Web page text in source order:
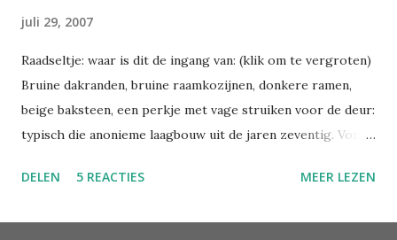
juli 29, 2007
Raadseltje: waar is dit de ingang van: (klik om te vergroten)
Bruine dakranden, bruine raamkozijnen, donkere ramen,
beige baksteen, een perkje met vage struiken voor de deur:
typisch die anonieme laagbouw uit de jaren zeventig. Vorm
jeugd een kerk herinneren die er zo ongeveer uitzag, een
DELEN 5 REACTIES MEER LEZEN